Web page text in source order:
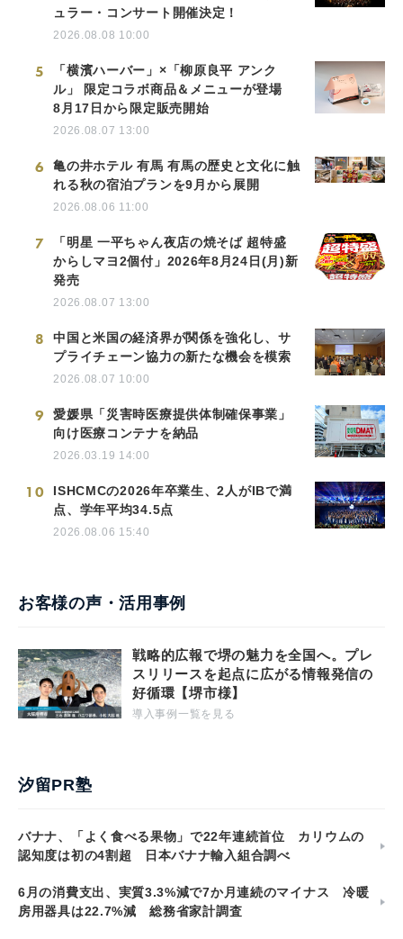
ュラー・コンサート開催決定！
2026.08.08 10:00
5
「横濱ハーバー」×「柳原良平 アンク
ル」 限定コラボ商品＆メニューが登場
8月17日から限定販売開始
2026.08.07 13:00
6
亀の井ホテル 有馬 有馬の歴史と文化に触
れる秋の宿泊プランを9月から展開
2026.08.06 11:00
7
「明星 一平ちゃん夜店の焼そば 超特盛
からしマヨ2個付」2026年8月24日(月)新
発売
2026.08.07 13:00
8
中国と米国の経済界が関係を強化し、サ
プライチェーン協力の新たな機会を模索
2026.08.07 10:00
9
愛媛県「災害時医療提供体制確保事業」
向け医療コンテナを納品
2026.03.19 14:00
10
ISHCMCの2026年卒業生、2人がIBで満
点、学年平均34.5点
2026.08.06 15:40
お客様の声・活用事例
戦略的広報で堺の魅力を全国へ。プレ
スリリースを起点に広がる情報発信の
好循環【堺市様】
導入事例一覧を見る
汐留PR塾
バナナ、「よく食べる果物」で22年連続首位 カリウムの
認知度は初の4割超 日本バナナ輸入組合調べ
6月の消費支出、実質3.3%減で7か月連続のマイナス 冷暖
房用器具は22.7%減 総務省家計調査